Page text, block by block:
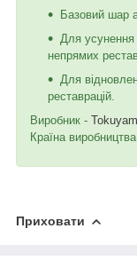
Базовий шар
Для усунення
непрямих
Для
реставрацій.
Виробник -
Країна
Приховати